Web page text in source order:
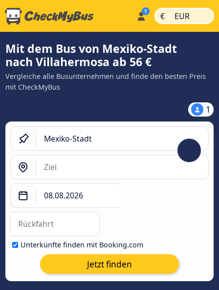
€ | EUR |
Mit dem Bus von Mexiko-Stadt
nach Villahermosa ab 56 €
Vergleiche alle Busunternehmen und finde den besten Preis
mit CheckMyBus
1
Unterkünfte finden mit Booking.com
Jetzt finden